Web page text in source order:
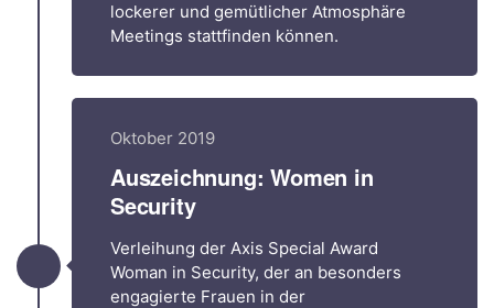
lockerer und gemütlicher Atmosphäre
Meetings stattfinden können.
Oktober 2019
Auszeichnung: Women in
Security
Verleihung der Axis Special Award
Woman in Security, der an besonders
engagierte Frauen in der